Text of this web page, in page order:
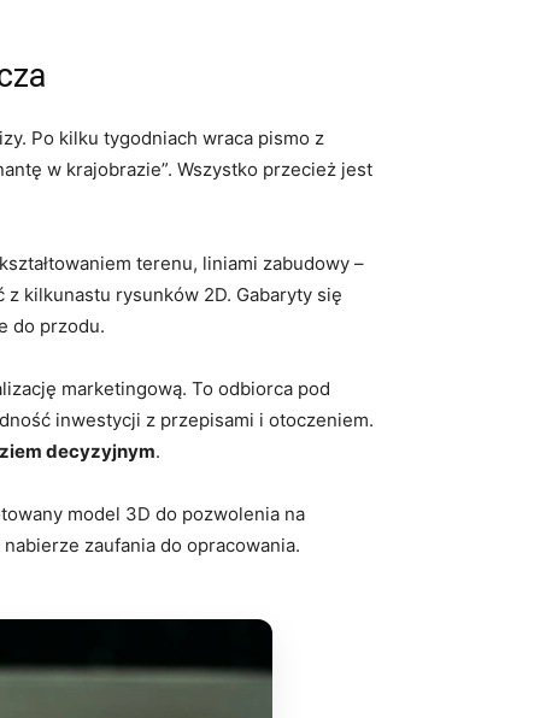
Po kilku tygodniach wraca pismo z
w krajobrazie”. Wszystko przecież jest
terenu, liniami zabudowy –
kilkunastu rysunków 2D. Gabaryty się
do przodu.
marketingową. To odbiorca pod
inwestycji z przepisami i otoczeniem.
decyzyjnym.
model 3D do pozwolenia na
zaufania do opracowania.